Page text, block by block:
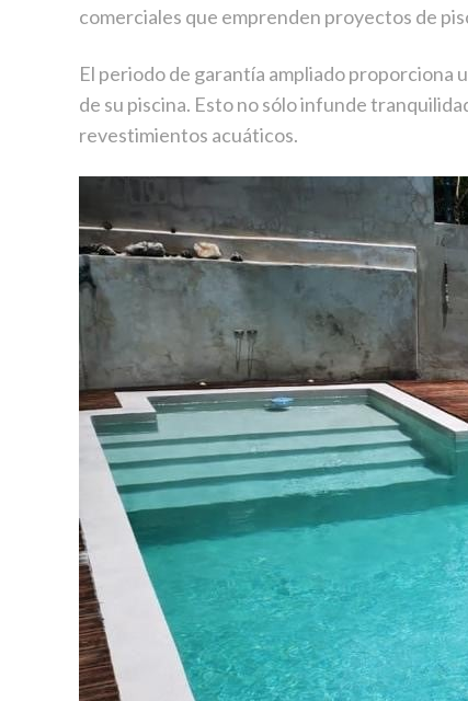
comerciales que emprenden proyectos de
El periodo de garantía ampliado proporciona
de su piscina. Esto no sólo infunde
revestimientos acuáticos.